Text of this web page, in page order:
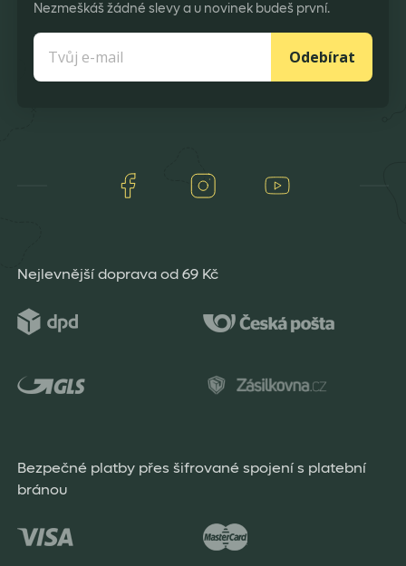
Nezmeškáš žádné slevy a u novinek budeš první.
Odebírat
Facebook Instagram
Nejlevnější doprava od 69 Kč
Bezpečné platby přes šifrované spojení s platební
bránou